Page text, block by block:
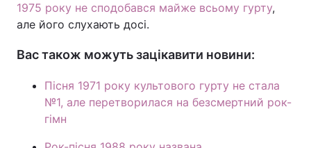
1975 року не сподобався майже всьому гурту,
але його слухають досі.
Вас також можуть зацікавити новини:
Пісня 1971 року культового гурту не стала
№1, але перетворилася на безсмертний рок-
гімн